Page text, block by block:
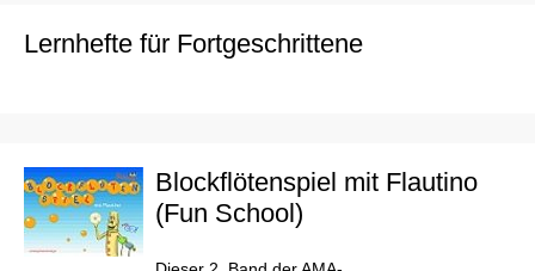
Lernhefte für Fortgeschrittene
Blockflötenspiel mit Flautino
(Fun School)